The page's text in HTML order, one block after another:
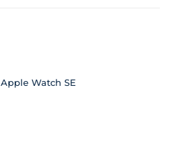
Apple Watch SE